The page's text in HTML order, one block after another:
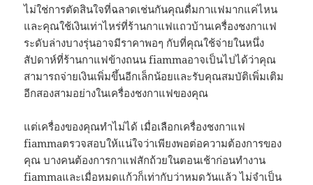
ไม่ใช่การตัดสินใจที่ฉลาดเช่นกันคุณดื่มกาแฟมากแค่ไหน
และคุณใช้เงินเท่าไหร่ที่ร้านกาแฟแถวบ้านเครื่องชงกาแฟ
ระดับล่างบางรุ่นอาจมีราคาพอๆ กับที่คุณใช้จ่ายในหนึ่ง
สัปดาห์ที่ร้านกาแฟข้างถนน fiammaอาจเป็นไปได้ว่าคุณ
สามารถจ่ายเงินเพิ่มขึ้นอีกเล็กน้อยและรับคุณสมบัติเพิ่มเติม
อีกสองสามอย่างในเครื่องชงกาแฟของคุณ
แต่เครื่องของคุณทำไม่ได้ เมื่อเลือกเครื่องชงกาแฟ
fiammaตรวจสอบให้แน่ใจว่าเพียงพอต่อความต้องการของ
คุณ บางคนต้องการกาแฟสักถ้วยในตอนเช้าก่อนทำงาน
fiammaและเมื่อหมดแก้วก็เท่ากับว่าหมดวันแล้ว ไม่จำเป็น